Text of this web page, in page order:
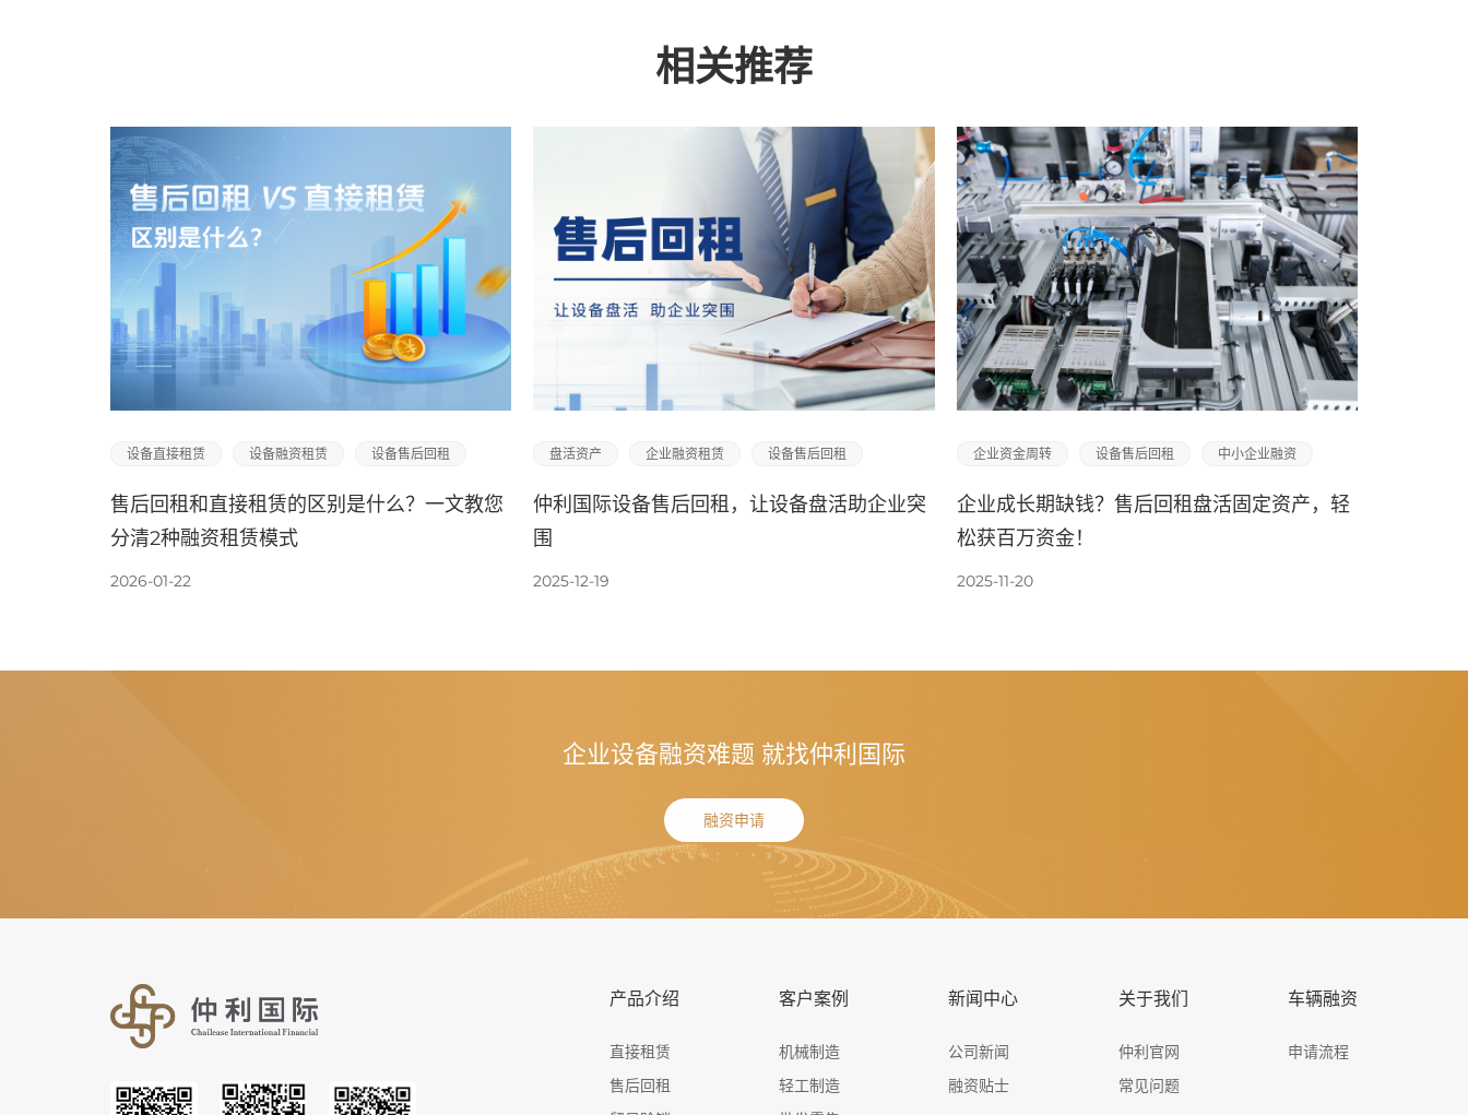
相关推荐
设备直接租赁 设备融资租赁 设备售后回租
售后回租和直接租赁的区别是什么？一文教您
分清2种融资租赁模式
2026-01-22
盘活资产 企业融资租赁 设备售后回租
仲利国际设备售后回租，让设备盘活助企业突
围
2025-12-19
企业资金周转 设备售后回租 中小企业融资
企业成长期缺钱？售后回租盘活固定资产，轻
松获百万资金！
2025-11-20
企业设备融资难题 就找仲利国际
融资申请
产品介绍
直接租赁
售后回租
客户案例
机械制造
轻工制造
新闻中心
公司新闻
融资贴士
关于我们
仲利官网
常见问题
车辆融资
申请流程